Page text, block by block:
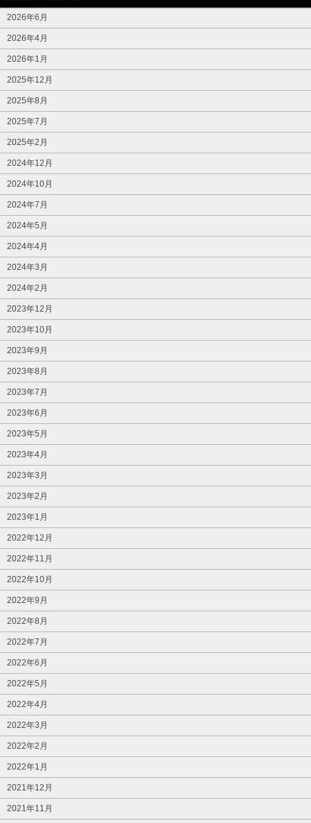
2026年6月
2026年4月
2026年1月
2025年12月
2025年8月
2025年7月
2025年2月
2024年12月
2024年10月
2024年7月
2024年5月
2024年4月
2024年3月
2024年2月
2023年12月
2023年10月
2023年9月
2023年8月
2023年7月
2023年6月
2023年5月
2023年4月
2023年3月
2023年2月
2023年1月
2022年12月
2022年11月
2022年10月
2022年9月
2022年8月
2022年7月
2022年6月
2022年5月
2022年4月
2022年3月
2022年2月
2022年1月
2021年12月
2021年11月